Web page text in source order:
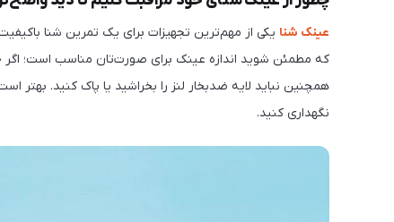
عینک شنا یکی از مهم‌ترین تجهیزات برای یک تمرین شنا
که مطمئن شوید اندازه عینک برای صورت‌تان مناسب است؛
همچنین نباید لایه ضدبخار لنز را بخراشید یا پاک کنید. بهتر
نگهداری کنید.